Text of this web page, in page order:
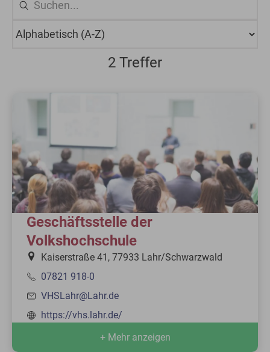
2 Treffer
Geschäftsstelle der
Volkshochschule
Kaiserstraße 41, 77933 Lahr/Schwarzwald
07821 918-0
VHSLahr@Lahr.de
https://vhs.lahr.de/
+ Mehr anzeigen